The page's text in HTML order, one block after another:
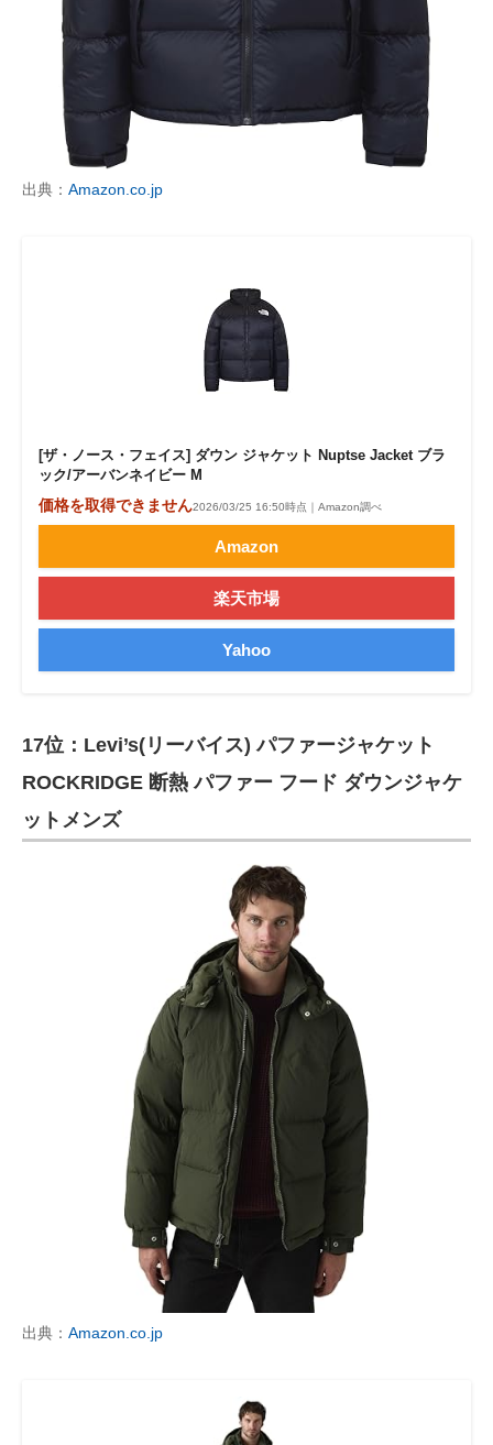
出典： Amazon.co.jp
[ザ・ノース・フェイス] ダウン ジャケット Nuptse Jacket ブラ
ック/アーバンネイビー M
価格を取得できません2026/03/25 16:50時点｜Amazon調べ
Amazon
楽天市場
Yahoo
17位：Levi’s(リーバイス) パファージャケット
ROCKRIDGE 断熱 パファー フード ダウンジャケ
ットメンズ
出典： Amazon.co.jp